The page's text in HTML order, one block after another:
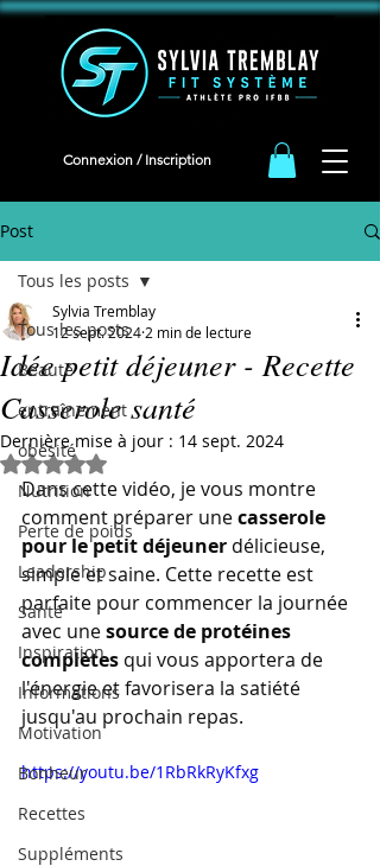
Connexion / Inscription
Post
Tous les posts
Beauté
entraînement
obésité
Nutrition
Perte de poids
Leadership
Santé
Inspiration
Informations
Motivation
Bonheur
Recettes
Suppléments
Tous les posts
Idée petit déjeuner - Recette
Casserole santé
Sylvia Tremblay
12 sept. 2024 2 min de lecture
Dernière mise à jour : 14 sept. 2024
Noté NaN étoiles sur 5.
Dans cette vidéo, je vous montre
comment préparer une casserole
pour le petit déjeuner délicieuse,
simple et saine. Cette recette est
parfaite pour commencer la journée
avec une source de protéines
complètes qui vous apportera de
l'énergie et favorisera la satiété
jusqu'au prochain repas.
https://youtu.be/1RbRkRyKfxg